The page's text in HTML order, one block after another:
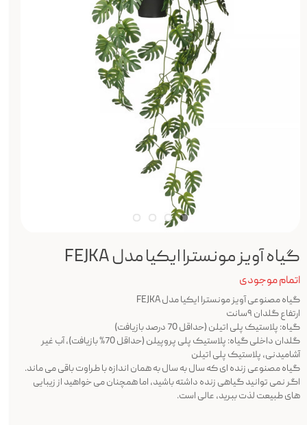
گیاه آویز مونسترا ایکیا مدل FEJKA
اتمام موجودی
گیاه مصنوعی آویز مونسترا ایکیا مدل FEJKA
ارتفاع گلدان ۹سانت
گیاه: پلاستیک پلی اتیلن (حداقل 70 درصد بازیافت)
گلدان داخلی گیاه: پلاستیک پلی پروپیلن (حداقل 70% بازیافت)، آب غیر
آشامیدنی، پلاستیک پلی اتیلن
گیاه مصنوعی زنده ای که سال به سال به همان اندازه با طراوت باقی می ماند.
اگر نمی توانید گیاهی زنده داشته باشید، اما همچنان می خواهید از زیبایی
های طبیعت لذت ببرید، عالی است.